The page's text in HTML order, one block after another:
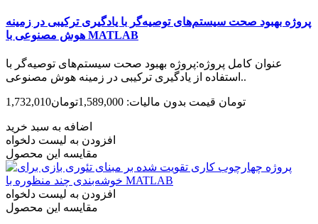
پروژه بهبود صحت سیستم‌های توصیه‌گر با یادگیری ترکیبی در زمینه
هوش مصنوعی با MATLAB‌
عنوان کامل پروژه:پروژه بهبود صحت سیستم‌های توصیه‌گر با
استفاده از یادگیری ترکیبی در زمینه هوش مصنوعی..
1,732,010تومان قیمت بدون مالیات: 1,589,000تومان
اضافه به سبد خرید
افزودن به لیست دلخواه
مقایسه این محصول
افزودن به لیست دلخواه
مقایسه این محصول